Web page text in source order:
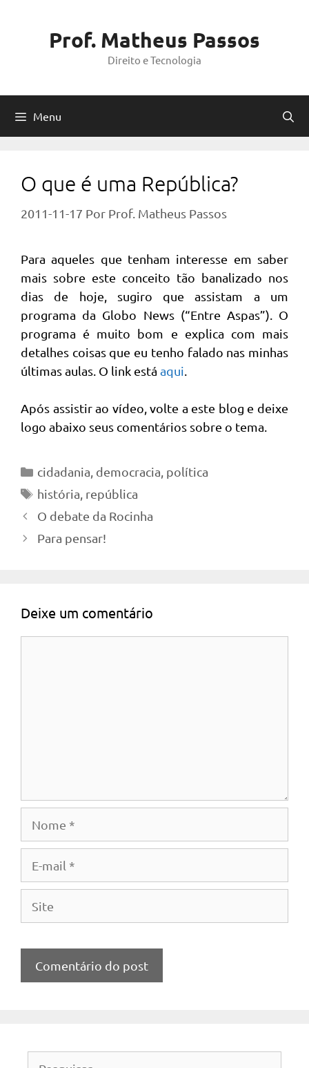
Prof. Matheus Passos
Direito e Tecnologia
Menu
O que é uma República?
2011-11-17 Por Prof. Matheus Passos
Para aqueles que tenham interesse em saber
mais sobre este conceito tão banalizado nos
dias de hoje, sugiro que assistam a um
programa da Globo News (“Entre Aspas”). O
programa é muito bom e explica com mais
detalhes coisas que eu tenho falado nas minhas
últimas aulas. O link está aqui
Após assistir ao vídeo, volte a este blog e deixe
logo abaixo seus comentários sobre o tema.
Categorias
cidadania democracia política
Tags
história república
O debate da Rocinha
Para pensar!
Deixe um comentário